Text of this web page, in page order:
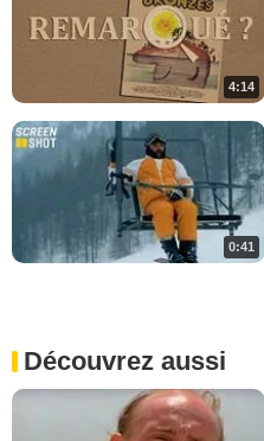
4:14
0:41
Découvrez aussi